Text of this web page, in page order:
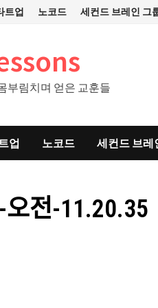
트업 노코드 세컨드 브레인 그
부림치며 얻은 교훈들
업 노코드 세컨드 브레
오전-11.20.35